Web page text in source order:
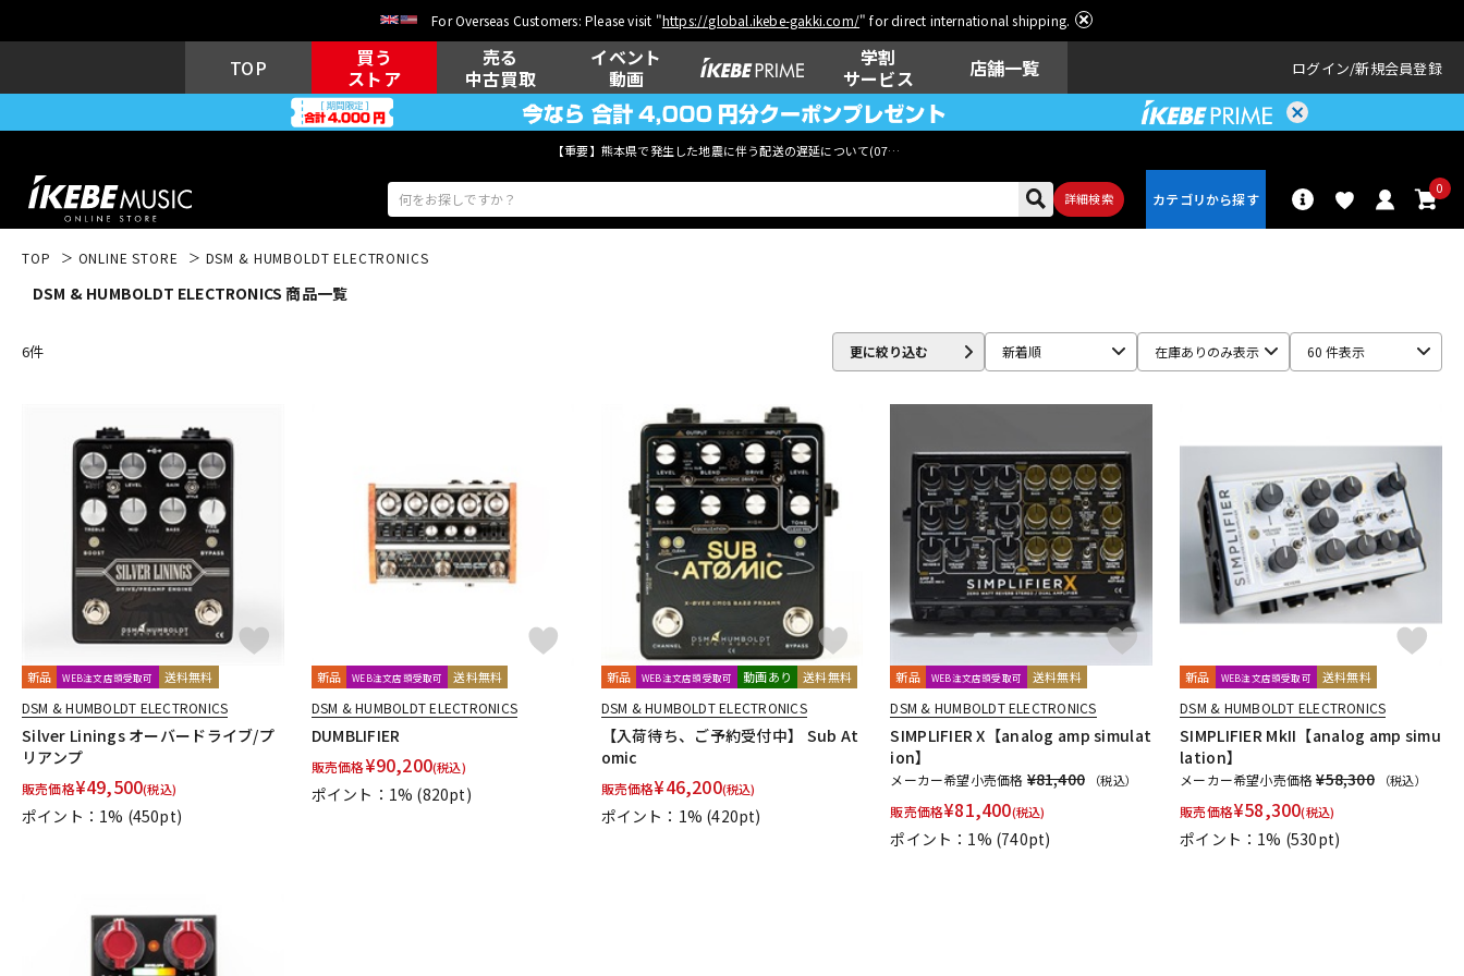
For Overseas Customers: Please visit "https://global.ikebe-gakki.com/" for direct international shipping.
TOP
買う
ストア
売る
中古買取
イベント
動画
学割
サービス
店舗一覧 ログイン 新規会員登録
【重要】熊本県で発生した地震に伴う配送の遅延について(07月29日
詳細検索
0
その他楽器 アンプ
DJ機器 DTM DTM オンラ
イン納品
レコーディン
グ機器
配信/ライブ
機器
楽器アクセサ
リ
TOP ONLINE STORE DSM & HUMBOLDT ELECTRONICS
DSM & HUMBOLDT ELECTRONICS 商品一覧
6件 更に絞り込む 新着順 在庫ありのみ表示 60 件表示
新品 WEB注文店頭受取可 送料無料
DSM & HUMBOLDT ELECTRONICS
Silver Linings オーバードライブ/プ
リアンプ
販売価格¥49,500(税込)
ポイント：1% (450pt)
新品 WEB注文店頭受取可 送料無料
DSM & HUMBOLDT ELECTRONICS
DUMBLIFIER
販売価格¥90,200(税込)
ポイント：1% (820pt)
新品 WEB注文店頭受取可 動画あり 送料無料
DSM & HUMBOLDT ELECTRONICS
【入荷待ち、ご予約受付中】 Sub At
omic
販売価格¥46,200(税込)
ポイント：1% (420pt)
新品 WEB注文店頭受取可 送料無料
DSM & HUMBOLDT ELECTRONICS
SIMPLIFIER X【analog amp simulat
ion】
メーカー希望小売価格 ¥81,400 （税込）
販売価格¥81,400(税込)
ポイント：1% (740pt)
新品 WEB注文店頭受取可 送料無料
DSM & HUMBOLDT ELECTRONICS
SIMPLIFIER MkII【analog amp simu
lation】
メーカー希望小売価格¥58,300 （税込）
販売価格¥58,300(税込)
ポイント：1% (530pt)